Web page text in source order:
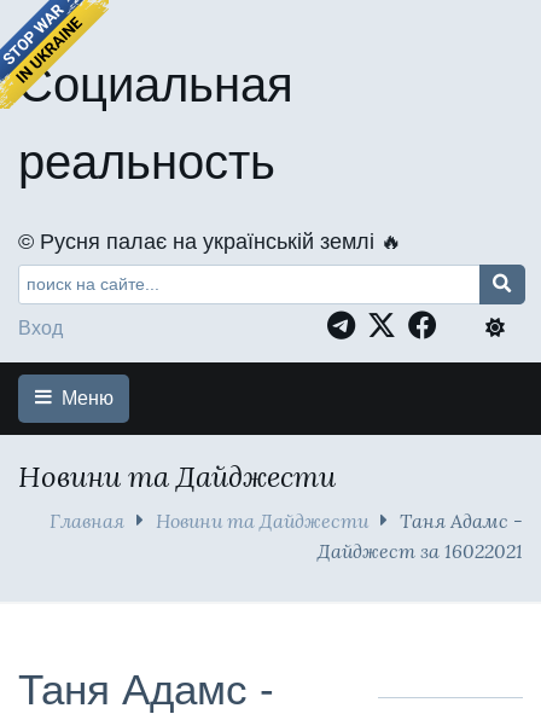
Социальная
реальность
©️ Русня палає на українській землі 🔥
Вход
Меню
Новини та Дайджести
Главная Новини та Дайджести
Таня Адамс -
Дайджест за 16022021
Таня Адамс -